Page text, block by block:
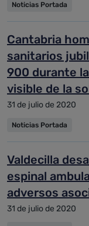
Noticias Portada
Cantabria
sanitarios
900 durante
visible de la
seguir"
31 de julio de 2020
Noticias Portada
Valdecilla
espinal
adversos
31 de julio de 2020